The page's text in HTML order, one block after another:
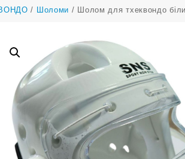
/ Шоломи / Шолом для тхеквондо